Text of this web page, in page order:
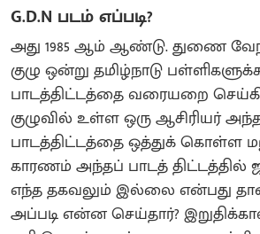
G.D.N படம் எப்படி?
அது 1985 ஆம் ஆண்டு. துணை
குழு ஒன்று தமிழ்நாடு
பாடத்திட்டத்தை வரையறை
குழுவில் உள்ள ஒரு ஆசிரியர்
பாடத்திட்டத்தை ஒத்துக் கொள்ள
காரணம் அந்தப் பாடத் திட்டத்தில்
எந்த தகவலும் இல்லை என்பது தான்.
அப்படி என்ன செய்தார்?